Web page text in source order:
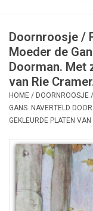
Erotica
Curiosa
Categorieën
Doornroosje /
Moeder de
Doorman. Met
van Rie
HOME / DOORNROOSJE
GANS. NAVERTELD
GEKLEURDE PLATEN